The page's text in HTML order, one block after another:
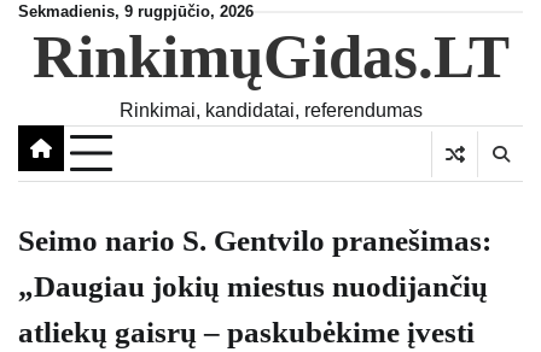
Skip
content
Sekmadienis, 9 rugpjūčio, 2026
RinkimųGidas.LT
Rinkimai, kandidatai, referendumas
Seimo nario S. Gentvilo pranešimas:
„Daugiau jokių miestus nuodijančių
atliekų gaisrų – paskubėkime įvesti